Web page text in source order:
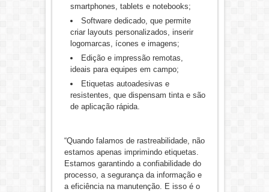
smartphones, tablets e notebooks;
Software dedicado, que permite
criar layouts personalizados, inserir
logomarcas, ícones e imagens;
Edição e impressão remotas,
ideais para equipes em campo;
Etiquetas autoadesivas e
resistentes, que dispensam tinta e são
de aplicação rápida.
“Quando falamos de rastreabilidade, não
estamos apenas imprimindo etiquetas.
Estamos garantindo a confiabilidade do
processo, a segurança da informação e
a eficiência na manutenção. E isso é o